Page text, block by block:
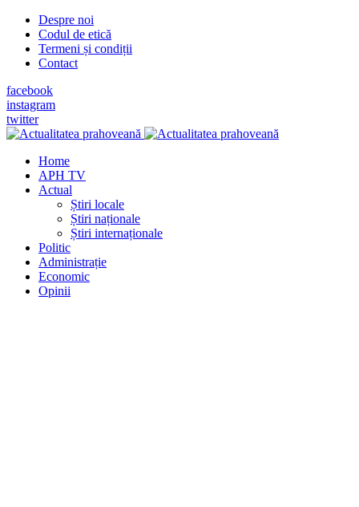
Despre noi
Codul de etică
Termeni și condiții
Contact
facebook
instagram
twitter
Home
APH TV
Actual
Știri locale
Știri naționale
Știri internaționale
Politic
Administrație
Economic
Opinii